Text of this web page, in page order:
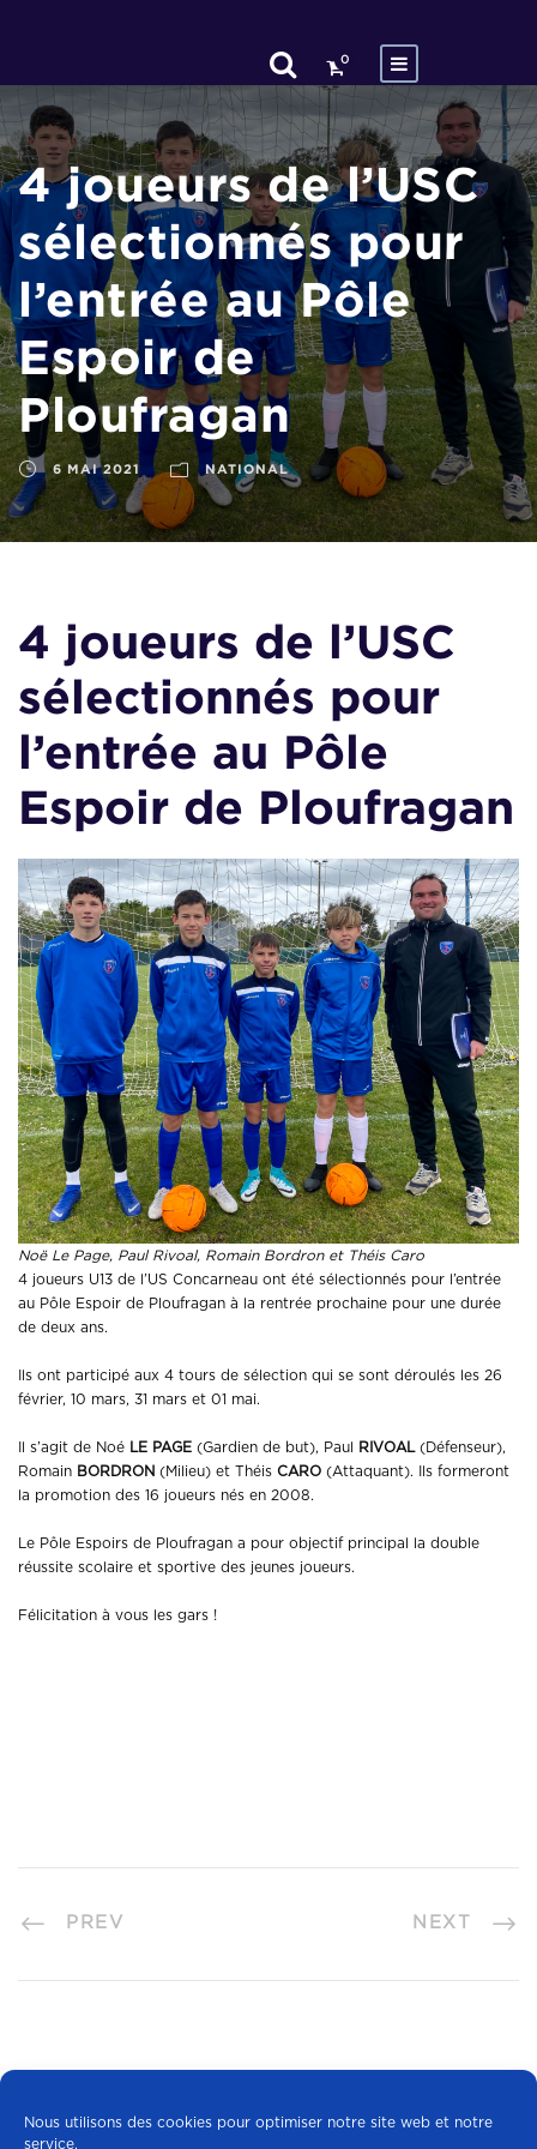
Nous utilisons des cookies pour optimiser notre site web et notre
service.
0
4 joueurs de l’USC
sélectionnés pour
l’entrée au Pôle
Espoir de
Ploufragan
6 MAI 2021 NATIONAL
4 joueurs de l’USC
sélectionnés pour
l’entrée au Pôle
Espoir de Ploufragan
Noë Le Page, Paul Rivoal, Romain Bordron et Théis Caro
4 joueurs U13 de l’US Concarneau ont été sélectionnés pour l’entrée
au Pôle Espoir de Ploufragan à la rentrée prochaine pour une durée
de deux ans.
Ils ont participé aux 4 tours de sélection qui se sont déroulés les 26
février, 10 mars, 31 mars et 01 mai.
Il s’agit de Noé LE PAGE (Gardien de but), Paul RIVOAL (Défenseur),
Romain BORDRON (Milieu) et Théis CARO (Attaquant). Ils formeront
la promotion des 16 joueurs nés en 2008.
Le Pôle Espoirs de Ploufragan a pour objectif principal la double
réussite scolaire et sportive des jeunes joueurs.
Félicitation à vous les gars !
PREV NEXT